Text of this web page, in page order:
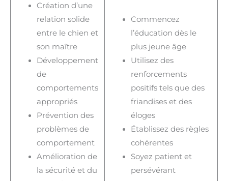
Création d’une
relation solide
entre le chien et
son maître
Développement
de
comportements
appropriés
Prévention des
problèmes de
comportement
Amélioration de
la sécurité et du
Commencez
l’éducation dès le
plus jeune âge
Utilisez des
renforcements
positifs tels que des
friandises et des
éloges
Établissez des règles
cohérentes
Soyez patient et
persévérant